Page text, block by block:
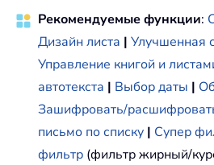
Рекомендуемые функции:
Дизайн листа | Улучшенная
Управление книгой и
автотекста | Выбор даты |
Зашифровать/
письмо по списку | Супер
фильтр (фильтр жирный/